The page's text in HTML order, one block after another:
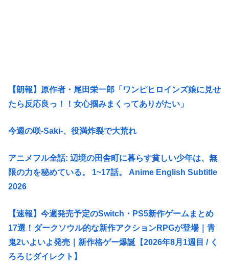
【朗報】原作者・尾田栄一郎「ワンピヒロインズ娘に見せ
たら反応良っ！！女心掴みまくってありがたい」
今週の咲-Saki-、役満炸裂で大荒れ
アニメフル全話: 辺境の田舎町に暮らす貧しい少年は、無
限の力を秘めている。 1~17話。 Anime English Subtitle
2026
【速報】今週発売予定のSwitch・PS5新作ゲームまとめ
17選！ダークソウル的な新作アクションRPGが登場｜青
鬼2いよいよ発売｜新作格ゲー爆誕【2026年8月1週目 / く
ろろじダイレクト】